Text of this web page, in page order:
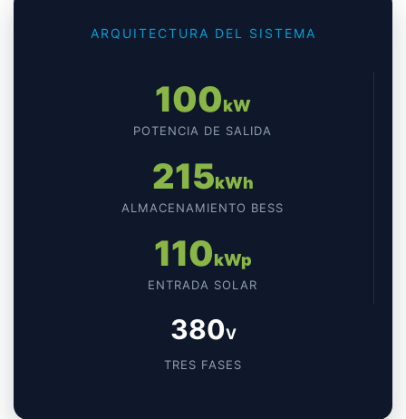
ARQUITECTURA DEL SISTEMA
100kW
POTENCIA DE SALIDA
215kWh
ALMACENAMIENTO BESS
110kWp
ENTRADA SOLAR
380V
TRES FASES